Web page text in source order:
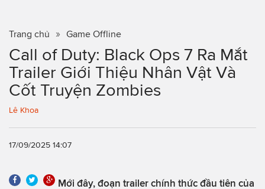
Trang chủ Game Offline
Call of Duty: Black Ops 7 Ra Mắt
Trailer Giới Thiệu Nhân Vật Và
Cốt Truyện Zombies
Lê Khoa
17/09/2025 14:07
Mới đây, đoạn trailer chính thức đầu tiên của